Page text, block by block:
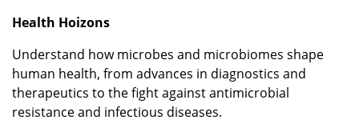
Health Hoizons
Understand how microbes and microbiomes shape
human health, from advances in diagnostics and
therapeutics to the fight against antimicrobial
resistance and infectious diseases.